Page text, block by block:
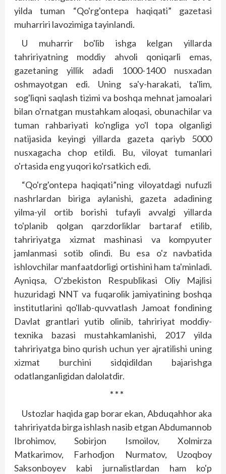
yilda tuman “Qo'rg'ontepa haqiqati” gazetasi
muharriri lavozimiga tayinlandi.
U muharrir bo'lib ishga kelgan yillarda
tahririyatning moddiy ahvoli qoniqarli emas,
gazetaning yillik adadi 1000-1400 nusxadan
oshmayotgan edi. Uning sa'y-harakati, ta'lim,
sog'liqni saqlash tizimi va boshqa mehnat jamoalari
bilan o'rnatgan mustahkam aloqasi, obunachilar va
tuman rahbariyati ko'ngliga yo'l topa olganligi
natijasida keyingi yillarda gazeta qariyb 5000
nusxagacha chop etildi. Bu, viloyat tumanlari
o'rtasida eng yuqori ko'rsatkich edi.
“Qo'rg'ontepa haqiqati”ning viloyatdagi nufuzli
nashrlardan biriga aylanishi, gazeta adadining
yilma-yil ortib borishi tufayli avvalgi yillarda
to'planib qolgan qarzdorliklar bartaraf etilib,
tahririyatga xizmat mashinasi va kompyuter
jamlanmasi sotib olindi. Bu esa o'z navbatida
ishlovchilar manfaatdorligi ortishini ham ta'minladi.
Ayniqsa, O'zbekiston Respublikasi Oliy Majlisi
huzuridagi NNT va fuqarolik jamiyatining boshqa
institutlarini qo'llab-quvvatlash Jamoat fondining
Davlat grantlari yutib olinib, tahririyat moddiy-
texnika bazasi mus­tahkamlanishi, 2017 yilda
tahririyatga bino qurish uchun yer ajratilishi uning
xizmat burchini sidqidildan bajarishga
odatlanganligidan dalolatdir.
* * *
Ustozlar haqida gap borar ekan, Abduqahhor aka
tahririyatda birga ishlash nasib etgan Abdumannob
Ibrohimov, Sobirjon Ismoilov, Xolmirza
Matkarimov, Farhodjon Nurmatov, Uzoqboy
Saksonboyev kabi jurnalistlardan ham ko'p